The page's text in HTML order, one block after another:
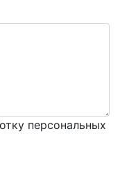
персональных